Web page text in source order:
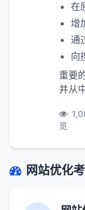
在
增
通
向
重要
并从
览
网站优化